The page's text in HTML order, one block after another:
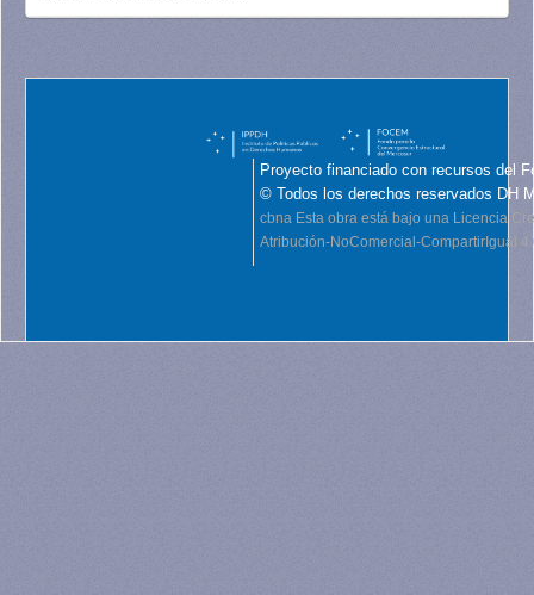
Proyecto financiado con recursos del
© Todos los derechos reservados DH
cbna Esta obra está bajo una Licencia
Atribución-NoComercial-CompartirIgual